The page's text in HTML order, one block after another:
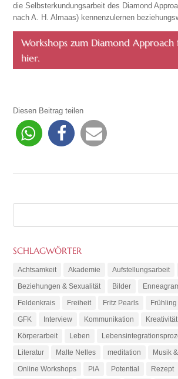
die Selbsterkundungsarbeit des Diamond
nach A. H. Almaas) kennenzulernen
Workshops zum Diamond Approach
hier.
Diesen Beitrag teilen
SCHLAGWÖRTER
Achtsamkeit Akademie Aufstellungsarbeit
Beziehungen & Sexualität
Bilder
Feldenkrais
Freiheit Fritz Pearls Frühling
GFK
Interview Kommunikation Kreativität
Körperarbeit
Leben
Literatur
Malte Nelles meditation
Musik
Online Workshops
PiA Potential Rezept